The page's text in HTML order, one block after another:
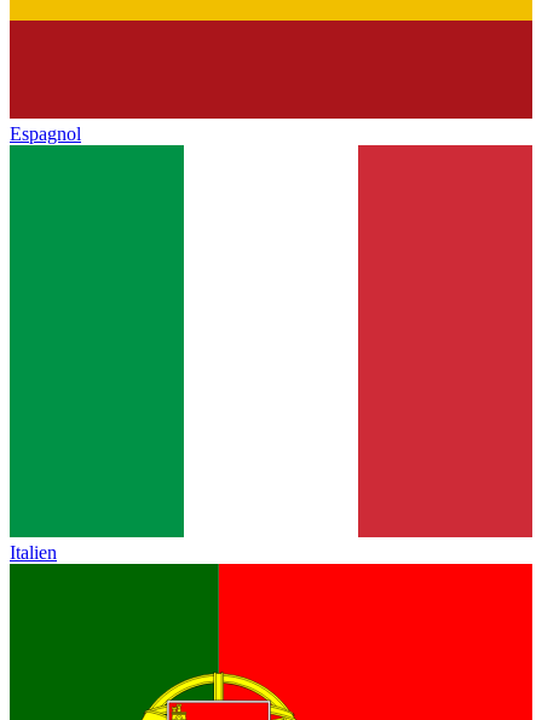
Espagnol
Italien